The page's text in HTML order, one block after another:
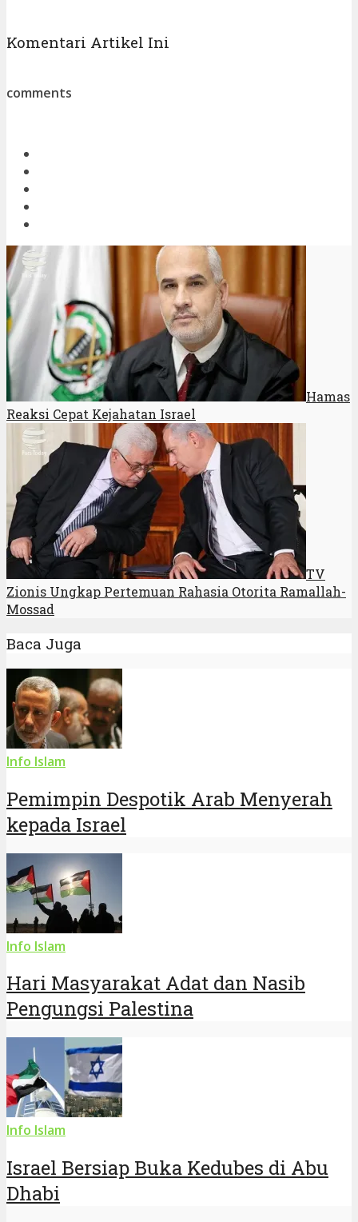
Komentari Artikel Ini
comments
Hamas
Reaksi Cepat Kejahatan Israel
TV
Zionis Ungkap Pertemuan Rahasia Otorita Ramallah-
Mossad
Baca Juga
Info Islam
Pemimpin Despotik Arab Menyerah
kepada Israel
Info Islam
Hari Masyarakat Adat dan Nasib
Pengungsi Palestina
Info Islam
Israel Bersiap Buka Kedubes di Abu
Dhabi